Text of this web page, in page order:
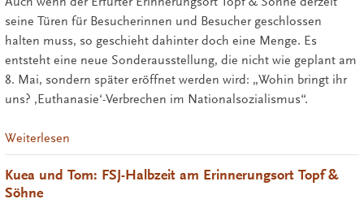
seine Türen für Besucherinnen und Besucher geschlossen
halten muss, so geschieht dahinter doch eine Menge. Es
entsteht eine neue Sonderausstellung, die nicht wie geplant am
8. Mai, sondern später eröffnet werden wird: „Wohin bringt ihr
uns? ‚Euthanasie‘-Verbrechen im Nationalsozialismus“.
Weiterlesen
Kuea und Tom: FSJ-Halbzeit am Erinnerungsort Topf &
Söhne